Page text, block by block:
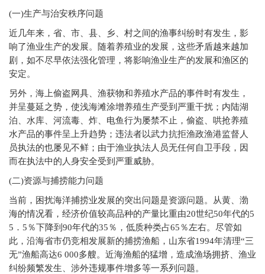
(一)生产与治安秩序问题
近几年来，省、市、县、乡、村之间的渔事纠纷时有发生，影
响了渔业生产的发展。随着养殖业的发展，这些矛盾越来越加
剧，如不尽早依法强化管理，将影响渔业生产的发展和渔区的
安定。
另外，海上偷盗网具、渔获物和养殖水产品的事件时有发生，
并呈蔓延之势，使浅海滩涂增养殖生产受到严重干扰；内陆湖
泊、水库、河流毒、炸、电鱼行为屡禁不止，偷盗、哄抢养殖
水产品的事件呈上升趋势；违法者以武力抗拒渔政渔港监督人
员执法的也屡见不鲜；由于渔业执法人员无任何自卫手段，因
而在执法中的人身安全受到严重威胁。
(二)资源与捕捞能力问题
当前，困扰海洋捕捞业发展的突出问题是资源问题。从黄、渤
海的情况看，经济价值较高品种的产量比重由20世纪50年代的5
5．5％下降到90年代的35％，低质种类占65％左右。尽管如
此，沿海省市仍竞相发展新的捕捞渔船，山东省1994年清理“三
无”渔船高达6 000多艘。近海渔船的猛增，造成渔场拥挤、渔业
纠纷频繁发生、涉外违规事件增多等一系列问题。